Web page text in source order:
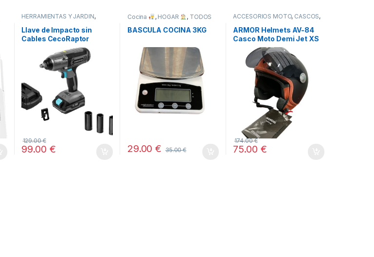
HERRAMIENTAS Y JARDÍN,
DISTRIBUIDOR OFICIAL
TODOS
Llave de Impacto sin
Cables CecoRaptor
Perfect Impact 2020 Ultra
CECOTEC
99.00 €
129.00€
Cocina , HOGAR , TODOS
BASCULA COCINA 3KG
29.00€ 35.00€
ACCESORIOS MOTO, CASCOS,
ARMOR Helmets AV-84
Casco Moto Demi Jet XS
75.00 €
174.00€